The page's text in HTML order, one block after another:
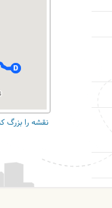
نقشه را بزرگ